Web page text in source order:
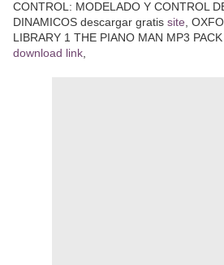
CONTROL: MODELADO Y CONTROL
DINAMICOS descargar gratis site ,
LIBRARY 1 THE PIANO MAN MP3
download link